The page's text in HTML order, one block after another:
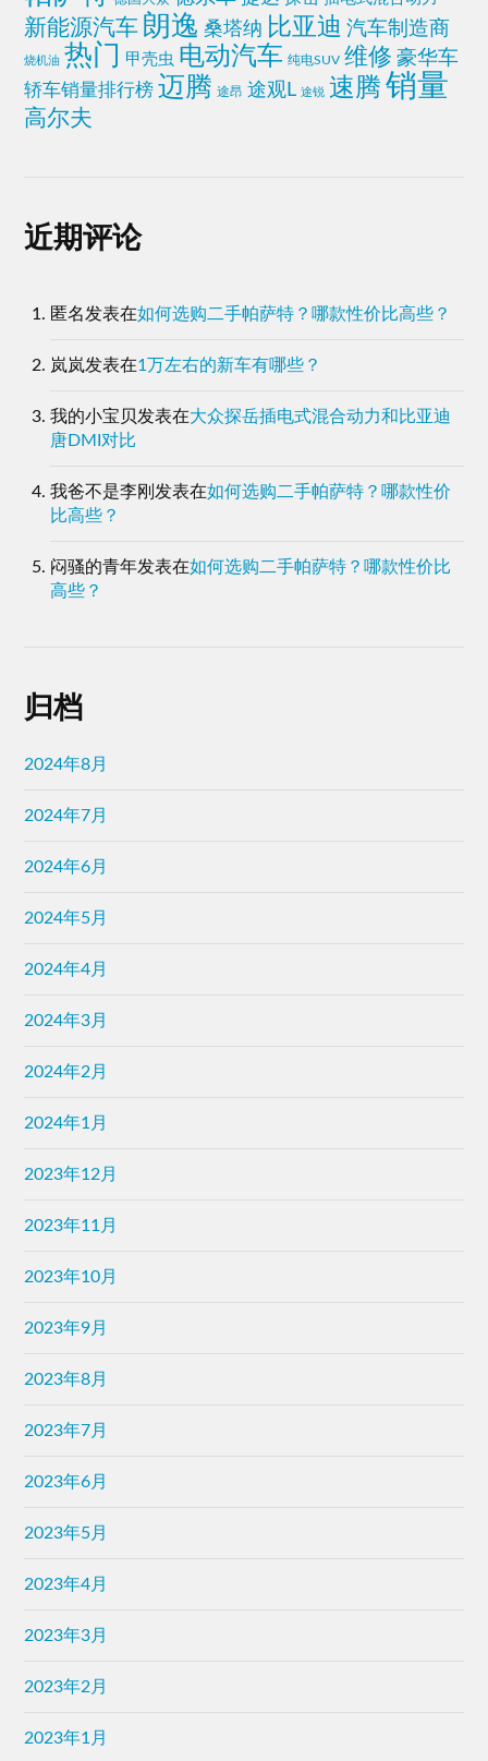
新能源汽车 朗逸 桑塔纳 比亚迪 汽车制造商
烧机油 热门 甲壳虫 电动汽车 纯电SUV 维修 豪华车
轿车销量排行榜 迈腾 途昂 途观L 途锐 速腾 销量
高尔夫
近期评论
匿名发表在如何选购二手帕萨特？哪款性价比高些？
岚岚发表在1万左右的新车有哪些？
我的小宝贝发表在大众探岳插电式混合动力和比亚迪
唐DMI对比
我爸不是李刚 发表在如何选购二手帕萨特？哪款性价
比高些？
闷骚的青年发表在如何选购二手帕萨特？哪款性价比
高些？
归档
2024年8月
2024年7月
2024年6月
2024年5月
2024年4月
2024年3月
2024年2月
2024年1月
2023年12月
2023年11月
2023年10月
2023年9月
2023年8月
2023年7月
2023年6月
2023年5月
2023年4月
2023年3月
2023年2月
2023年1月